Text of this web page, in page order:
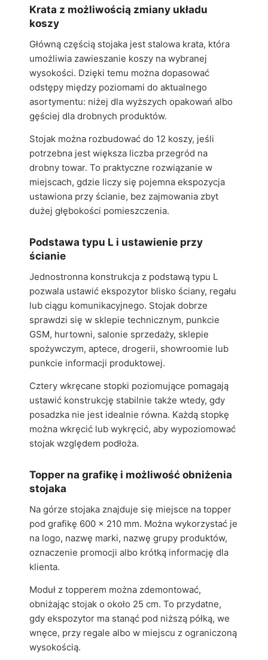
Krata z możliwością zmiany układu
koszy
Główną częścią stojaka jest stalowa krata, która
umożliwia zawieszanie koszy na wybranej
wysokości. Dzięki temu można dopasować
odstępy między poziomami do aktualnego
asortymentu: niżej dla wyższych opakowań albo
gęściej dla drobnych produktów.
Stojak można rozbudować do 12 koszy, jeśli
potrzebna jest większa liczba przegród na
drobny towar. To praktyczne rozwiązanie w
miejscach, gdzie liczy się pojemna ekspozycja
ustawiona przy ścianie, bez zajmowania zbyt
dużej głębokości pomieszczenia.
Podstawa typu L i ustawienie przy
ścianie
Jednostronna konstrukcja z podstawą typu L
pozwala ustawić ekspozytor blisko ściany, regału
lub ciągu komunikacyjnego. Stojak dobrze
sprawdzi się w sklepie technicznym, punkcie
GSM, hurtowni, salonie sprzedaży, sklepie
spożywczym, aptece, drogerii, showroomie lub
punkcie informacji produktowej.
Cztery wkręcane stopki poziomujące pomagają
ustawić konstrukcję stabilnie także wtedy, gdy
posadzka nie jest idealnie równa. Każdą stopkę
można wkręcić lub wykręcić, aby wypoziomować
stojak względem podłoża.
Topper na grafikę i możliwość obniżenia
stojaka
Na górze stojaka znajduje się miejsce na topper
pod grafikę 600 x 210 mm. Można wykorzystać je
na logo, nazwę marki, nazwę grupy produktów,
oznaczenie promocji albo krótką informację dla
klienta.
Moduł z topperem można zdemontować,
obniżając stojak o około 25 cm. To przydatne,
gdy ekspozytor ma stanąć pod niższą półką, we
wnęce, przy regale albo w miejscu z ograniczoną
wysokością.